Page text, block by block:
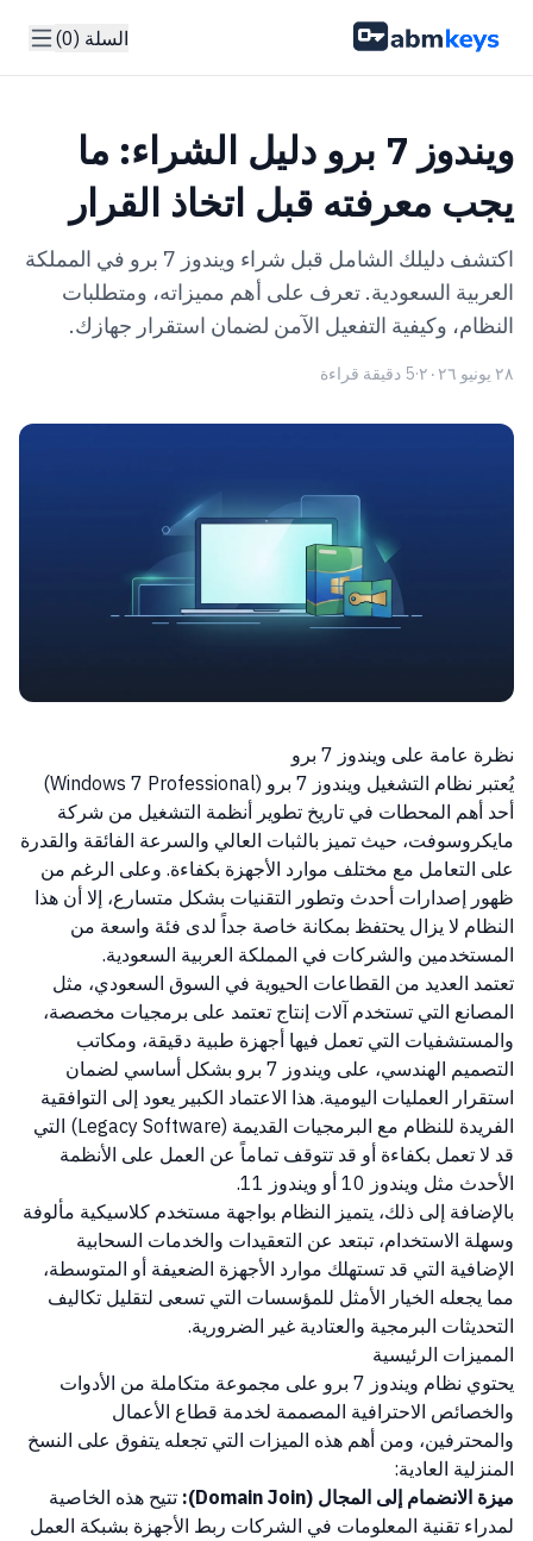
السلة (0)
ويندوز 7 برو دليل الشراء: ما
يجب معرفته قبل اتخاذ القرار
اكتشف دليلك الشامل قبل شراء ويندوز 7 برو في المملكة
العربية السعودية. تعرف على أهم مميزاته، ومتطلبات
النظام، وكيفية التفعيل الآمن لضمان استقرار جهازك.
٢٨ يونيو ٢٠٢٦ ·5 دقيقة قراءة
نظرة عامة على ويندوز 7 برو
يُعتبر نظام التشغيل ويندوز 7 برو (Windows 7 Professional)
أحد أهم المحطات في تاريخ تطوير أنظمة التشغيل من شركة
مايكروسوفت، حيث تميز بالثبات العالي والسرعة الفائقة والقدرة
على التعامل مع مختلف موارد الأجهزة بكفاءة. وعلى الرغم من
ظهور إصدارات أحدث وتطور التقنيات بشكل متسارع، إلا أن هذا
النظام لا يزال يحتفظ بمكانة خاصة جداً لدى فئة واسعة من
المستخدمين والشركات في المملكة العربية السعودية.
تعتمد العديد من القطاعات الحيوية في السوق السعودي، مثل
المصانع التي تستخدم آلات إنتاج تعتمد على برمجيات مخصصة،
والمستشفيات التي تعمل فيها أجهزة طبية دقيقة، ومكاتب
التصميم الهندسي، على ويندوز 7 برو بشكل أساسي لضمان
استقرار العمليات اليومية. هذا الاعتماد الكبير يعود إلى التوافقية
الفريدة للنظام مع البرمجيات القديمة (Legacy Software) التي
قد لا تعمل بكفاءة أو قد تتوقف تماماً عن العمل على الأنظمة
الأحدث مثل ويندوز 10 أو ويندوز 11.
بالإضافة إلى ذلك، يتميز النظام بواجهة مستخدم كلاسيكية مألوفة
وسهلة الاستخدام، تبتعد عن التعقيدات والخدمات السحابية
الإضافية التي قد تستهلك موارد الأجهزة الضعيفة أو المتوسطة،
مما يجعله الخيار الأمثل للمؤسسات التي تسعى لتقليل تكاليف
التحديثات البرمجية والعتادية غير الضرورية.
المميزات الرئيسية
يحتوي نظام ويندوز 7 برو على مجموعة متكاملة من الأدوات
والخصائص الاحترافية المصممة لخدمة قطاع الأعمال
والمحترفين، ومن أهم هذه الميزات التي تجعله يتفوق على النسخ
المنزلية العادية:
ميزة الانضمام إلى المجال (Domain Join):
تتيح هذه الخاصية
لمدراء تقنية المعلومات في الشركات ربط الأجهزة بشبكة العمل